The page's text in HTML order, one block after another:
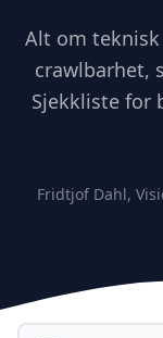
Alt om teknisk
crawlbarhet,
Sjekkliste for
Fridtjof Dahl,